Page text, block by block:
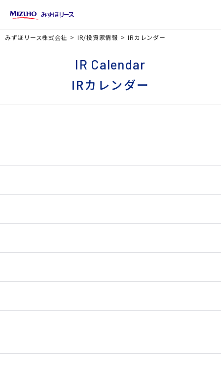
みずほリース株式会社 IR/投資家情報 IRカレンダー
IR Calendar
IRカレンダー